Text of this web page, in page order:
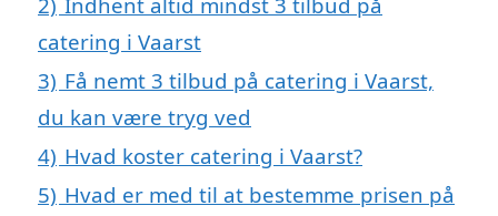
catering i Vaarst
3) Få nemt 3 tilbud på catering i Vaarst,
du kan være tryg ved
4) Hvad koster catering i Vaarst?
5) Hvad er med til at bestemme prisen på